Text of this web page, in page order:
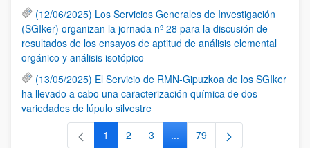
(12/06/2025) Los Servicios Generales de Investigación
(SGIker) organizan la jornada nº 28 para la discusión de
resultados de los ensayos de aptitud de análisis elemental
orgánico y análisis isotópico
(13/05/2025) El Servicio de RMN-Gipuzkoa de los SGIker
ha llevado a cabo una caracterización química de dos
variedades de lúpulo silvestre
Página
1 Página
2 Página
3 ...Páginas intermedias Use TAB
Página
79